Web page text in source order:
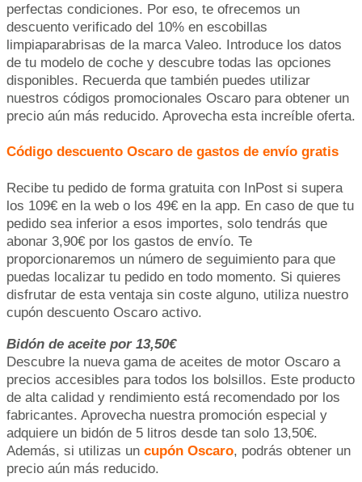
perfectas condiciones. Por eso, te ofrecemos un
descuento verificado del 10% en escobillas
limpiaparabrisas de la marca Valeo. Introduce los datos
de tu modelo de coche y descubre todas las opciones
disponibles. Recuerda que también puedes utilizar
nuestros códigos promocionales Oscaro para obtener un
precio aún más reducido. Aprovecha esta increíble oferta.
Código descuento Oscaro de gastos de envío gratis
Recibe tu pedido de forma gratuita con InPost si supera
los 109€ en la web o los 49€ en la app. En caso de que tu
pedido sea inferior a esos importes, solo tendrás que
abonar 3,90€ por los gastos de envío. Te
proporcionaremos un número de seguimiento para que
puedas localizar tu pedido en todo momento. Si quieres
disfrutar de esta ventaja sin coste alguno, utiliza nuestro
cupón descuento Oscaro activo.
Bidón de aceite por 13,50€
Descubre la nueva gama de aceites de motor Oscaro a
precios accesibles para todos los bolsillos. Este producto
de alta calidad y rendimiento está recomendado por los
fabricantes. Aprovecha nuestra promoción especial y
adquiere un bidón de 5 litros desde tan solo 13,50€.
Además, si utilizas un cupón Oscaro, podrás obtener un
precio aún más reducido.